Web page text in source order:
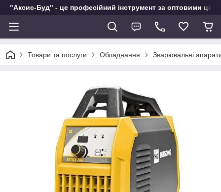
"Аксис-Буд" - це професійний інструмент за оптовими
Товари та послуги Обладнання Зварювальні